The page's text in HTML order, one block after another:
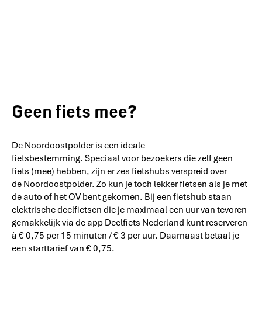
Geen fiets mee?
De Noordoostpolder is een ideale
fietsbestemming. Speciaal voor bezoekers die zelf geen
fiets (mee) hebben, zijn er zes fietshubs verspreid over
de Noordoostpolder. Zo kun je toch lekker fietsen als je met
de auto of het OV bent gekomen. Bij een fietshub staan
elektrische deelfietsen die je maximaal een uur van tevoren
gemakkelijk via de app Deelfiets Nederland kunt reserveren
à € 0,75 per 15 minuten / € 3 per uur. Daarnaast betaal je
een starttarief van € 0,75.